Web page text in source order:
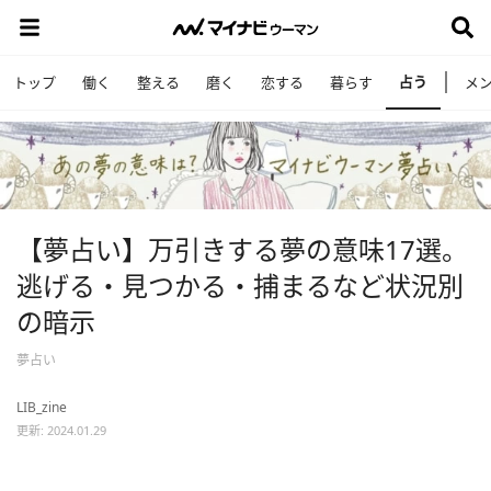
トップ 働く 整える 磨く 恋する 暮らす 占う メ
【夢占い】万引きする夢の意味17選。
逃げる・見つかる・捕まるなど状況別
の暗示
夢占い
LIB_zine
更新: 2024.01.29